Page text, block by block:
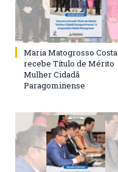
Maria Matogrosso Costa
recebe Título de Mérito
Mulher Cidadã
Paragominense